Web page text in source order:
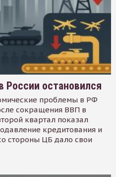
России остановился
проблемы в РФ
сокращения ВВП в
квартал показал
кредитования и
стороны ЦБ дало свои